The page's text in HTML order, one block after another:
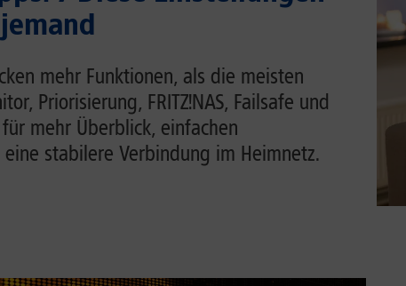
mehr Funktionen, als die meisten
Priorisierung, FRITZ!NAS, Failsafe und
für mehr Überblick, einfachen
stabilere Verbindung im Heimnetz.